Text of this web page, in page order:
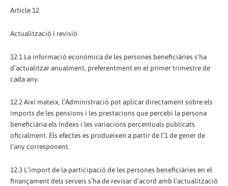
Article 12
Actualització i revisió
12.1 La informació econòmica de les persones beneficiàries s’ha
d’actualitzar anualment, preferentment en el primer trimestre de
cada any.
12.2 Així mateix, l’Administració pot aplicar directament sobre els
imports de les pensions i les prestacions que percebi la persona
beneficiària els índexs i les variacions percentuals publicats
oficialment. Els efectes es produeixen a partir de l’1 de gener de
l’any corresponent.
12.3 L’import de la participació de les persones beneficiàries en el
finançament dels serveis s’ha de revisar d’acord amb l’actualització